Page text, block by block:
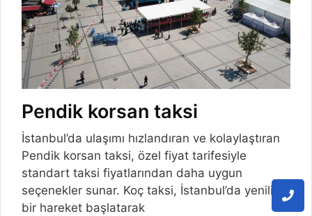
Pendik korsan taksi
İstanbul’da ulaşımı hızlandıran ve kolaylaştıran
Pendik korsan taksi, özel fiyat tarifesiyle
standart taksi fiyatlarından daha uygun
seçenekler sunar. Koç taksi, İstanbul’da yenilikçi
bir hareket başlatarak